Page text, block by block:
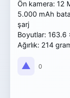
Ön kamera: 12
5.000 mAh
şarj
Boyutlar: 163.6
Ağırlık: 214
▲ 0